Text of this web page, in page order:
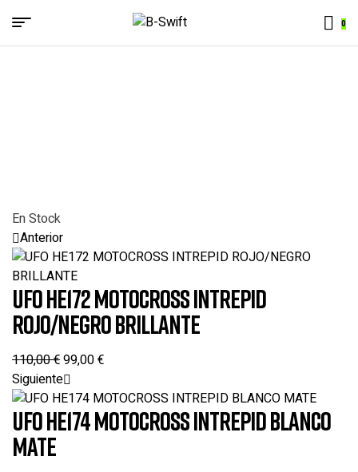
B-
0
Menu
En Stock
Anterior
UFO HE172 MOTOCROSS INTREPID
ROJO/NEGRO BRILLANTE
110,00€99,00€
Siguiente
UFO HE174 MOTOCROSS INTREPID BLANCO
MATE